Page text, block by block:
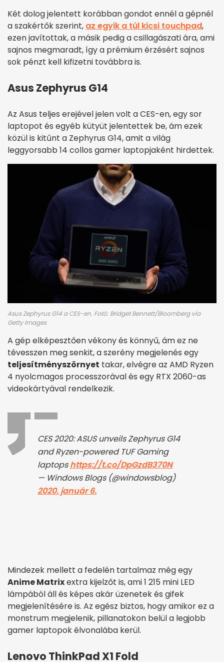
Két dolog jelentett korábban gondot ennél a gépnél
a szakértők szerint, az egyik a túl kicsi touchpad,
ezen javítottak, a másik pedig a csillagászati ára, ami
sajnos megmaradt, így a prémium érzésért sajnos
sok pénzt kell kifizetni továbbra is.
Asus Zephyrus G14
Az Asus teljes erejével jelen volt a CES-en, egy sor
laptopot és egyéb kütyüt jelentettek be, ám ezek
közül is kitűnt a Zephyrus G14, amit a világ
leggyorsabb 14 collos gamer laptopjaként hirdettek.
Asus Zephyrus G14 a CES-en. Fotó: Bridget Bennett/Bloomberg via
Getty Images
A gép elképesztően vékony és könnyű, ám ez ne
tévesszen meg senkit, a szerény megjelenés egy
teljesítményszörnyet takar, elvégre az AMD Ryzen
4 nyolcmagos processzorával és egy RTX 2060-as
videokártyával rendelkezik.
CES 2020: ASUS unveils Zephyrus G14
and Ryzen-powered TUF Gaming
laptopshttps://t.co/DpGzdB370N
— Windows Blogs (@windowsblog)
2020. január 6.
Mindezek mellett a fedelén tartalmaz még egy
Anime Matrixextra kijelzőt is, ami 1 215 mini LED
lámpából áll és képes akár üzenetek és gifek
megjelenítésére is. Az egész biztos, hogy amikor ez a
monstrum megjelenik, pillanatokon belül a legjobb
gamer laptopok élvonalába kerül.
Lenovo ThinkPad X1 Fold